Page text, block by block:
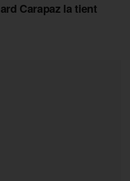
Carapaz la tient